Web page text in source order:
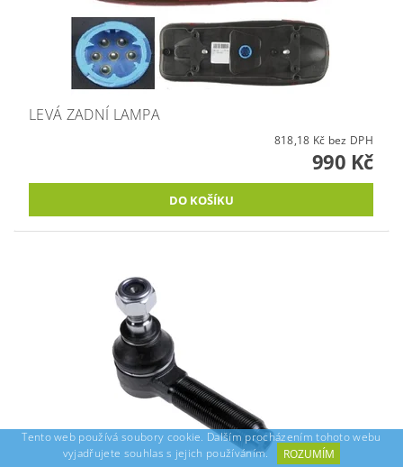
LEVÁ ZADNÍ LAMPA
818,18 Kč bez DPH
990 Kč
Tento web používá soubory cookie. Dalším procházením tohoto webu
vyjadřujete souhlas s jejich používáním.
ROZUMÍM